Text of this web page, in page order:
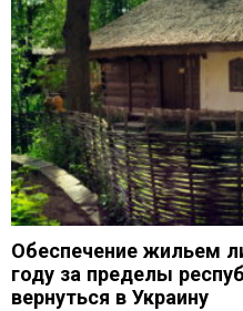
Обеспечение жильем
году за пределы
вернуться в Украину